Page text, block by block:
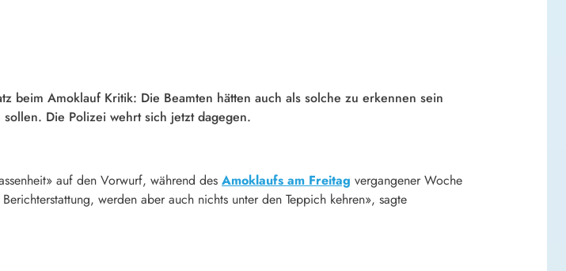
beim Amoklauf Kritik: Die Beamten hätten auch als solche zu erkennen sein
Die Polizei wehrt sich jetzt dagegen.
auf den Vorwurf, während des Amoklaufs am Freitag vergangener Woche
werden aber auch nichts unter den Teppich kehren», sagte